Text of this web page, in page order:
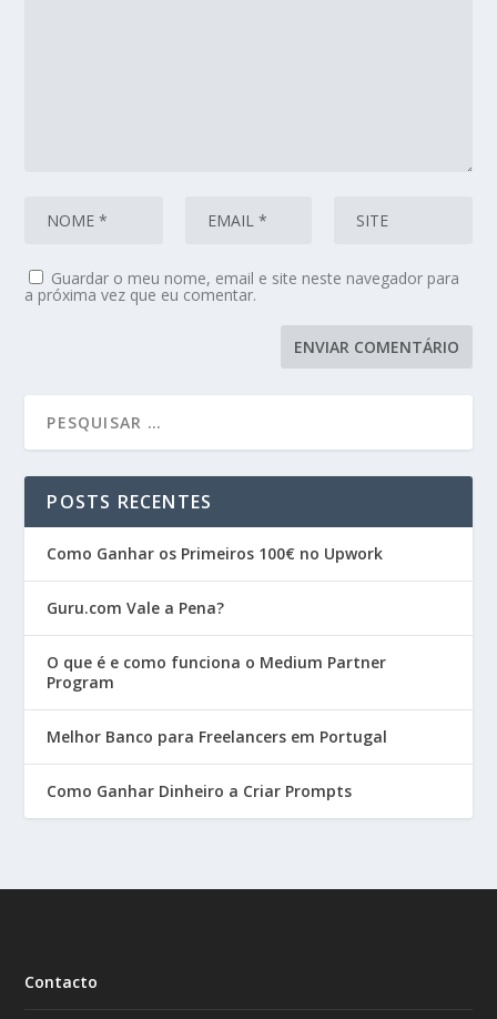
Guardar o meu nome, email e site neste navegador para
a próxima vez que eu comentar.
POSTS RECENTES
Como Ganhar os Primeiros 100€ no Upwork
Guru.com Vale a Pena?
O que é e como funciona o Medium Partner
Program
Melhor Banco para Freelancers em Portugal
Como Ganhar Dinheiro a Criar Prompts
Contacto